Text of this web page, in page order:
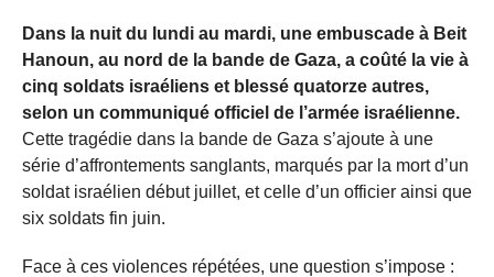
Dans la nuit du lundi au mardi, une embuscade à Beit
Hanoun, au nord de la bande de Gaza, a coûté la vie à
cinq soldats israéliens et blessé quatorze autres,
selon un communiqué officiel de l’armée israélienne.
Cette tragédie dans la bande de Gaza s’ajoute à une
série d’affrontements sanglants, marqués par la mort d’un
soldat israélien début juillet, et celle d’un officier ainsi que
six soldats fin juin.
Face à ces violences répétées, une question s’impose :